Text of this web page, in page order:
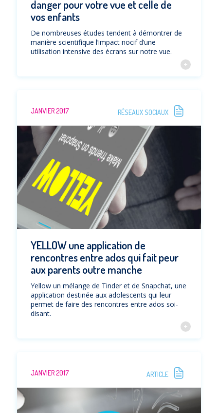
danger pour votre vue et celle de
vos enfants
De nombreuses études tendent à démontrer de
manière scientifique l’impact nocif d’une
utilisation intensive des écrans sur notre vue.
JANVIER 2017 RÉSEAUX SOCIAUX
YELLOW une application de
rencontres entre ados qui fait peur
aux parents outre manche
Yellow un mélange de Tinder et de Snapchat, une
application destinée aux adolescents qui leur
permet de faire des rencontres entre ados soi-
disant.
JANVIER 2017 ARTICLE